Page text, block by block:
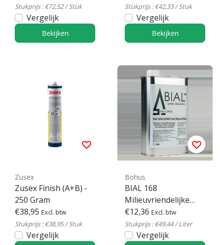
Stukprijs : €72,52 / Stuk
Vergelijk
Bekijken
Stukprijs : €42,33 / Stuk
Vergelijk
Bekijken
Zusex
Zusex Finish (A+B) -
250 Gram
€38,95 Excl. btw
Stukprijs : €38,95 / Stuk
Vergelijk
Bohus
BIAL 168
Milieuvriendelijke
verdunner
€12,36 Excl. btw
Stukprijs : €49,44 / Liter
Vergelijk